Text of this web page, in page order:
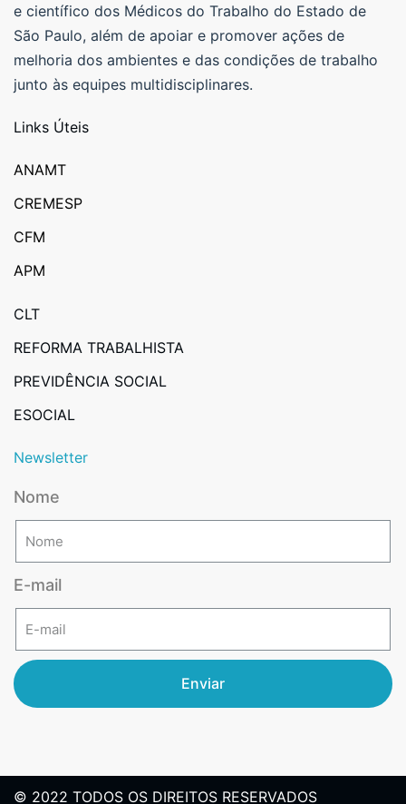
e científico dos Médicos do Trabalho do Estado de
São Paulo, além de apoiar e promover ações de
melhoria dos ambientes e das condições de trabalho
junto às equipes multidisciplinares.
Links Úteis
ANAMT
CREMESP
CFM
APM
CLT
REFORMA TRABALHISTA
PREVIDÊNCIA SOCIAL
ESOCIAL
Newsletter
Nome
E-mail
Enviar
© 2022 TODOS OS DIREITOS RESERVADOS